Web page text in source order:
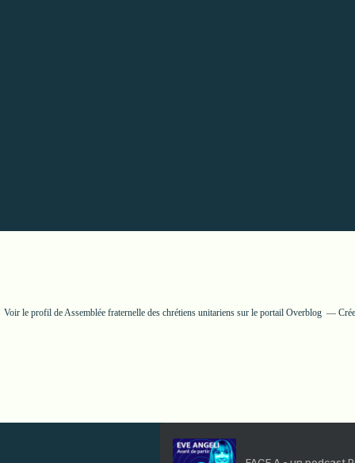
Voir le profil deAssemblée fraternelle des chrétiens unitariens sur le portail Overblog